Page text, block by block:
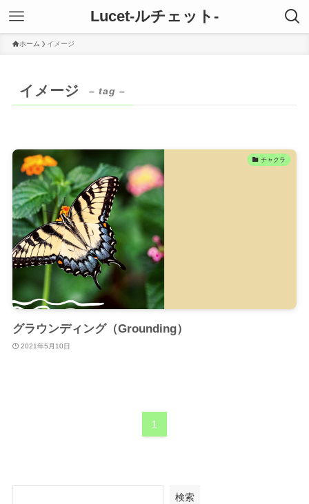
Lucet-ルチェット-
ホーム イメージ
イメージ – tag –
チャクラ
グラウンディング（Grounding）
2021年5月10日
1
検索